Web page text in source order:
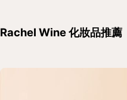
Rachel Wine 化妝品推薦